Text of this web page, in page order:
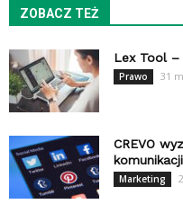
ZOBACZ TEŻ
Lex Tool
Prawo 31
CREVO
Marketing